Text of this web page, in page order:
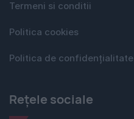
Termeni si conditii
Politica cookies
Politica de confidențialitate
Rețele sociale